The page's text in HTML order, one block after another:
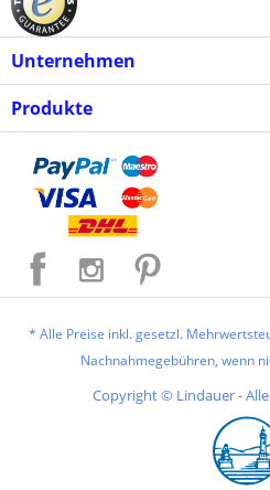
Unternehmen
Produkte
* Alle Preise inkl. gesetzl.
Nachnahmegebühren, wenn
Copyright © Lindauer -